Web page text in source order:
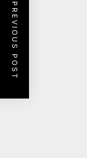
PREVIOUS POST